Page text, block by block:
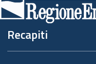
Recapiti